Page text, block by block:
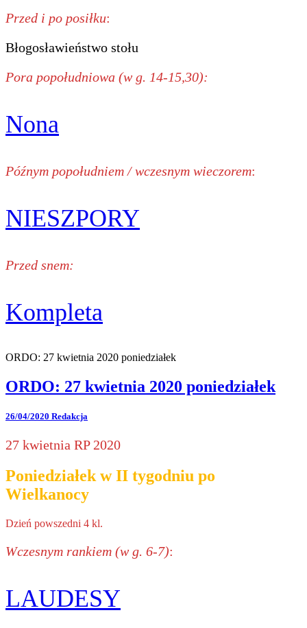
Przed i po posiłku:
Błogosławieństwo stołu
Pora popołudniowa (w g. 14-15,30):
Nona
Późnym popołudniem / wczesnym wieczorem:
NIESZPORY
Przed snem:
Kompleta
ORDO: 27 kwietnia 2020 poniedziałek
ORDO: 27 kwietnia 2020 poniedziałek
26/04/2020 Redakcja
27 kwietnia RP 2020
Poniedziałek w II tygodniu po
Wielkanocy
Dzień powszedni 4 kl.
Wczesnym rankiem (w g. 6-7):
LAUDESY